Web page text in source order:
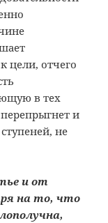
цели, отчего
в тех
и
не
и от
на то, что